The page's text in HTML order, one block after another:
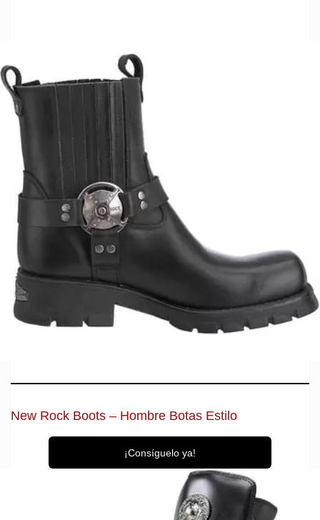
New Rock Boots – Hombre Botas Estilo
¡Consíguelo ya!